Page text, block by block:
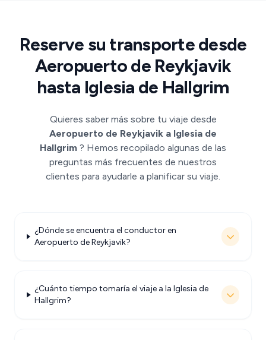
Reserve su transporte desde
Aeropuerto de Reykjavik
hasta Iglesia de Hallgrim
Quieres saber más sobre tu viaje desde
Aeropuerto de Reykjavik a Iglesia de
Hallgrim ? Hemos recopilado algunas de las
preguntas más frecuentes de nuestros
clientes para ayudarle a planificar su viaje.
¿Dónde se encuentra el conductor en
Aeropuerto de Reykjavik?
¿Cuánto tiempo tomaría el viaje a la Iglesia de
Hallgrim?